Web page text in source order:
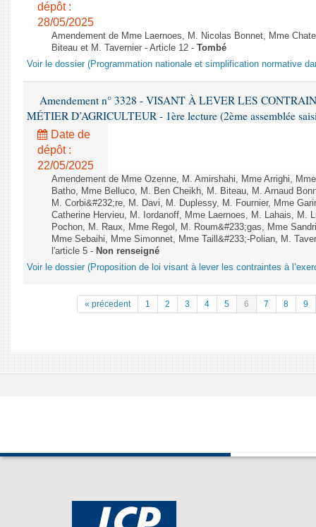
dépôt :
28/05/2025
Amendement de Mme Laernoes, M. Nicolas Bonnet, Mme
Biteau et M. Tavernier - Article 12 - Tombé
Voir le dossier (Programmation nationale et simplification normative
Amendement n° 3328 - VISANT À LEVER LES
MÉTIER D’AGRICULTEUR - 1ère lecture (2ème assemblée
Date de
dépôt :
22/05/2025
Amendement de Mme Ozenne, M. Amirshahi, Mme Arrighi,
Batho, Mme Belluco, M. Ben Cheikh, M. Biteau, M. Arnaud
M. Corbi&#232;re, M. Davi, M. Duplessy, M. Fournier, Mme
Catherine Hervieu, M. Iordanoff, Mme Laernoes, M. Lahais, M.
Pochon, M. Raux, Mme Regol, M. Roum&#233;gas, Mme
Mme Sebaihi, Mme Simonnet, Mme Taill&#233;-Polian, M.
l'article 5 - Non renseigné
Voir le dossier (Proposition de loi visant à lever les contraintes à
« précedent 1 2 3 4 5 6 7 8 9